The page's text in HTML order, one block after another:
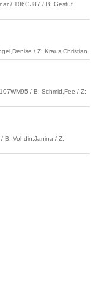
/ 106GJ87 / B: Gestüt
/ Z: Kraus,Christian
/ B: Schmid,Fee / Z:
B: Vohdin,Janina / Z: